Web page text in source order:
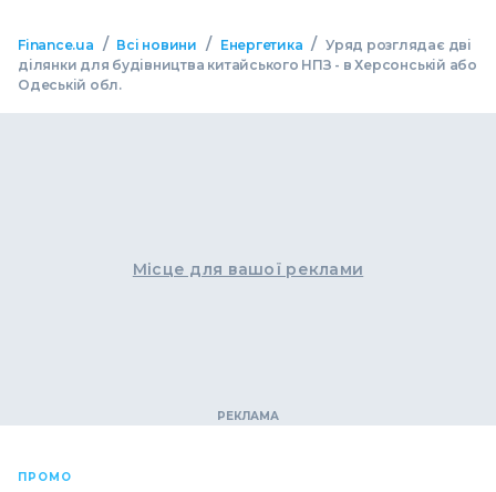
Finance.ua / Всі новини / Енергетика / Уряд розглядає дві
ділянки для будівництва китайського НПЗ - в Херсонській або
Одеській обл.
Місце для вашої реклами
ПРОМО